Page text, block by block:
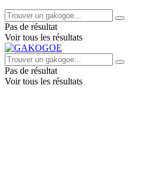
Pas de résultat
Voir tous les résultats
Pas de résultat
Voir tous les résultats